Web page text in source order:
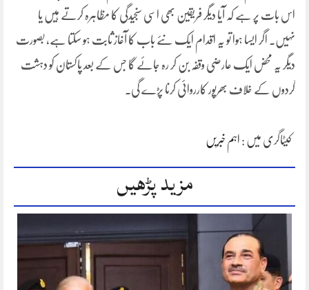
اس بات پر ہے کہ آیا دیگر فریقین بھی اسی سنجیدگی کا مظاہرہ کرتے ہیں یا
نہیں۔ اگر ایسا ہوا تو یہ اقدام ایک نئے باب کا آغاز ثابت ہو سکتا ہے، بصورت
دیگر یہ محض ایک عارضی وقفہ بن کر رہ جائے گا جس کے بعد پاکستان کو دہشت
گردوں کے خلاف بھرپور کارروائی کرنا پڑے گی۔
کیٹاگری میں : اہم خبریں
مزید پڑھیں